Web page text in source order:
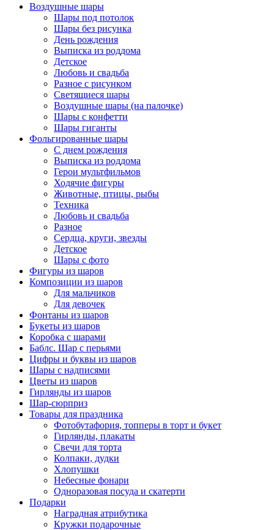
Воздушные шары
Шары под потолок
Шары без рисунка
День рождения
Выписка из роддома
Детское
Любовь и свадьба
Разное с рисунком
Светящиеся шары
Воздушные шары (на палочке)
Шары с конфетти
Шары гиганты
Фольгированные шары
С днем рождения
Выписка из роддома
Герои мультфильмов
Ходячие фигуры
Животные, птицы, рыбы
Техника
Любовь и свадьба
Разное
Сердца, круги, звезды
Детское
Шары с фото
Фигуры из шаров
Композиции из шаров
Для мальчиков
Для девочек
Фонтаны из шаров
Букеты из шаров
Коробка с шарами
Баблс. Шар с перьями
Цифры и буквы из шаров
Шары с надписями
Цветы из шаров
Гирлянды из шаров
Шар-сюрприз
Товары для праздника
Фотобутафория, топперы в торт и букет
Гирлянды, плакаты
Свечи для торта
Колпаки, дудки
Хлопушки
Небесные фонари
Одноразовая посуда и скатерти
Подарки
Наградная атрибутика
Кружки подарочные